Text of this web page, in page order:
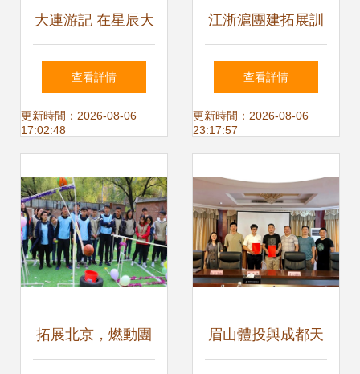
大連游記 在星辰大
海間拓展生命的維
度
查看詳情
更新時間：2026-08-06
17:02:48
江浙滬團建拓展訓
練 戶外活動全流程
執行策劃與體驗式
查看詳情
更新時間：2026-08-06
23:17:57
拓展北京，燃動團 眉山體投與成都天